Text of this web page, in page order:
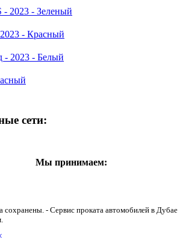
2023 - Зеленый
- Красный
- 2023 - Белый
сети:
Мы принимаем:
сохранены. - Сервис проката автомобилей в Дубае